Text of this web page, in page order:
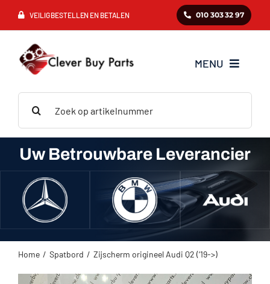
VEILIG BESTELLEN EN BETALEN 010 303 32 97
naar:
MENU
Mercedes
BMW
Audi
VAG
Uw Betrouwbare Leverancier
Home Spatbord Zijscherm origineel Audi Q2 (’19->)